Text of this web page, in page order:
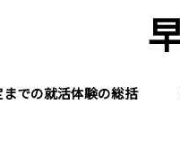
までの就活体験の総括